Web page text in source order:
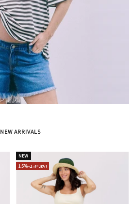
NEW ARRIVALS
NEW
השנייה ב-15%